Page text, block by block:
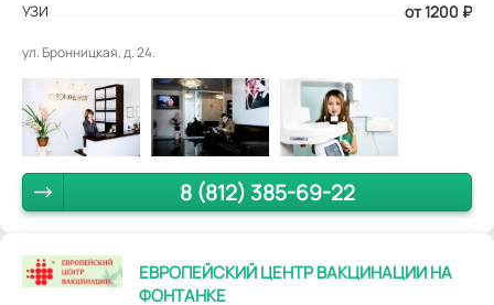
УЗИ от 1200 ₽
ул. Бронницкая, д. 24.
8 (812) 385-69-22
ЕВРОПЕЙСКИЙ ЦЕНТР ВАКЦИНАЦИИ НА
ФОНТАНКЕ